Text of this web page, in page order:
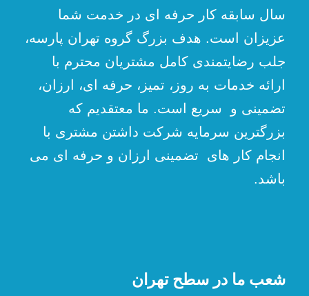
سال سابقه کار حرفه ای در خدمت شما
عزیزان است. هدف بزرگ گروه تهران پارسه،
جلب رضایتمندی کامل مشتریان محترم با
ارائه خدمات به روز، تمیز، حرفه ای، ارزان،
تضمینی و سریع است. ما معتقدیم که
بزرگترین سرمایه شرکت داشتن مشتری با
انجام کار های تضمینی ارزان و حرفه ای می
باشد.
شعب ما در سطح تهران